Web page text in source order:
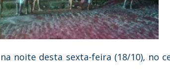
noite desta sexta-feira (18/10), no